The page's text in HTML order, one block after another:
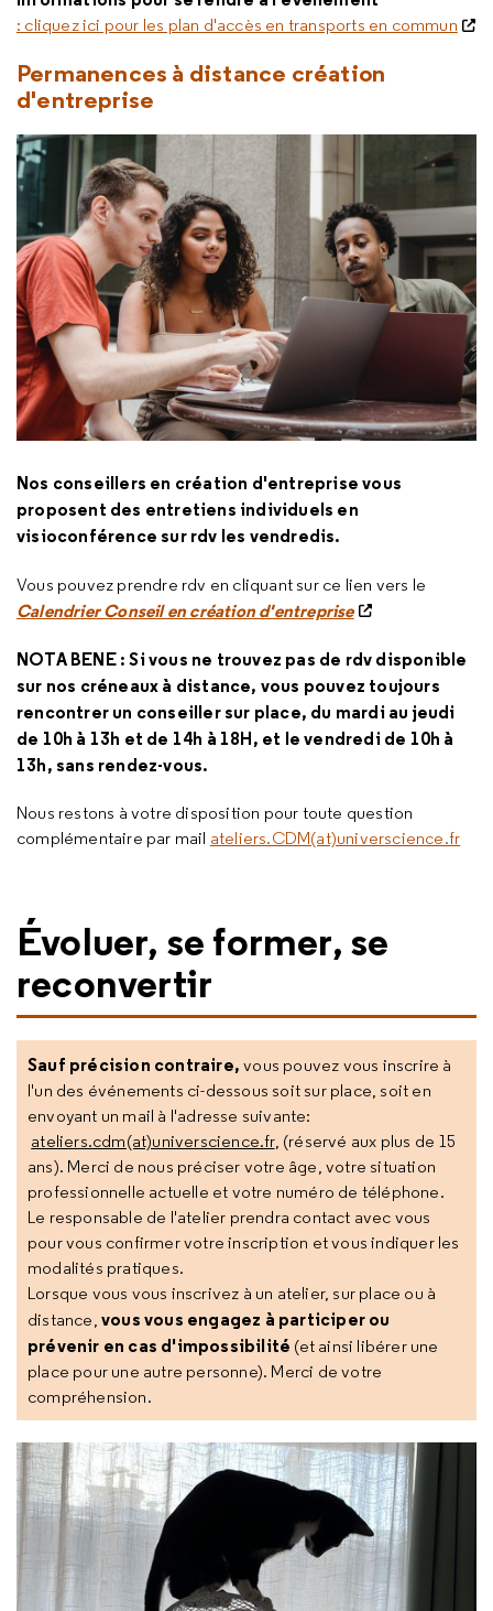
: cliquez ici pour les plan d'accès en transports en commun
Permanences à distance création
d'entreprise
Nos conseillers en création d'entreprise vous
proposent des entretiens individuels en
visioconférence sur rdv les vendredis.
Vous pouvez prendre rdv en cliquant sur ce lien vers le
Calendrier Conseil en création d'entreprise
NOTA BENE : Si vous ne trouvez pas de rdv disponible
sur nos créneaux à distance, vous pouvez toujours
rencontrer un conseiller sur place, du mardi au jeudi
de 10h à 13h et de 14h à 18H, et le vendredi de 10h à
13h, sans rendez-vous.
Nous restons à votre disposition pour toute question
complémentaire par mail ateliers.CDM(at)universcience.fr
Évoluer, se former, se
reconvertir
Sauf précision contraire,vous pouvez vous inscrire à
l'un des événements ci-dessous soit sur place, soit en
envoyant un mail à l'adresse suivante:
ateliers.cdm(at)universcience.fr, (réservé aux plus de 15
ans). Merci de nous préciser votre âge, votre situation
professionnelle actuelle et votre numéro de téléphone.
Le responsable de l'atelier prendra contact avec vous
pour vous confirmer votre inscription et vous indiquer les
modalités pratiques.
Lorsque vous vous inscrivez à un atelier, sur place ou à
distance, vous vous engagez à participer ou
prévenir en cas d'impossibilité (et ainsi libérer une
place pour une autre personne). Merci de votre
compréhension.